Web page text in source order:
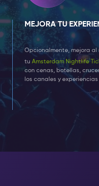
MEJORA TU
Opcionalmente, mejora al
tuAmsterdam Nightlife
con cenas, botellas,
los canales y experiencias